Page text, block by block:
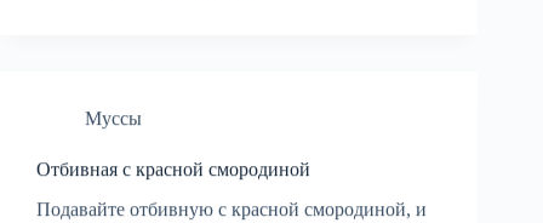
Муссы
Отбивная с красной смородиной
Подавайте отбивную с красной смородиной, и